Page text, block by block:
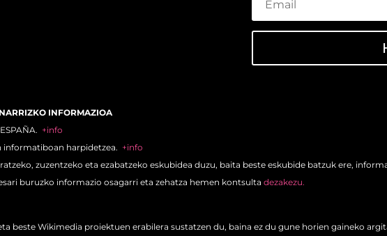
INFORMAZIOA
+info
informatiboan harpidetzea. +info
zuzentzeko eta ezabatzeko eskubidea duzu, baita beste eskubide batzuk ere,
buruzko informazio osagarri eta zehatza hemen kontsultadezakezu.
beste Wikimedia proiektuen erabilera sustatzen du, baina ez du gune horien gaineko